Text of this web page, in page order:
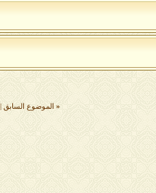
« الموضوع السابق